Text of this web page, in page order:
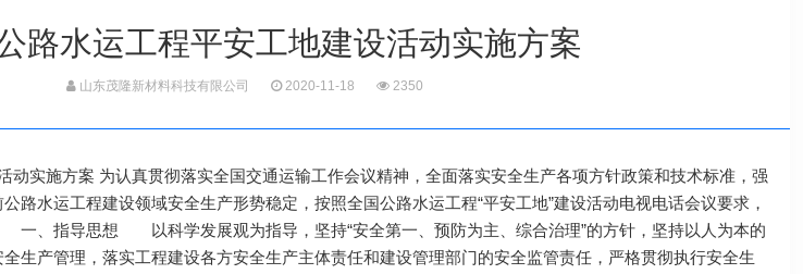
路水运工程平安工地建设活动实施方案
山东茂隆新材料科技有限公司 2020-11-18 2350
动实施方案 为认真贯彻落实全国交通运输工作会议精神，全面落实安全生产各项方针政策和技术标准，强
路水运工程建设领域安全生产形势稳定，按照全国公路水运工程“平安工地”建设活动电视电话会议要求，
、指导思想 以科学发展观为指导，坚持“安全第一、预防为主、综合治理”的方针，坚持以人为本的
生产管理，落实工程建设各方安全生产主体责任和建设管理部门的安全监管责任，严格贯彻执行安全生